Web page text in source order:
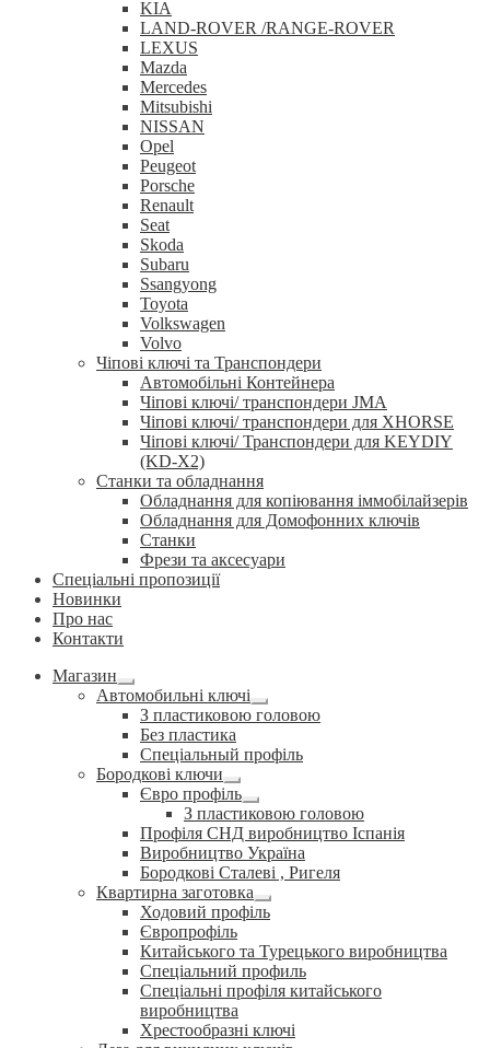
KIA
LAND-ROVER /RANGE-ROVER
LEXUS
Mazda
Mercedes
Mitsubishi
NISSAN
Opel
Peugeot
Porsche
Renault
Seat
Skoda
Subaru
Ssangyong
Toyota
Volkswagen
Volvo
Чіпові ключі та Транспондери
Автомобільні Контейнера
Чіпові ключі/ транспондери JMA
Чіпові ключі/ транспондери для XHORSE
Чіпові ключі/ Транспондери для KEYDIY
(KD-X2)
Станки та обладнання
Обладнання для копіювання іммобілайзерів
Обладнання для Домофонних ключів
Станки
Фрези та аксесуари
Спеціальні пропозиції
Новинки
Про нас
Контакти
Магазин
Розгорнуте
вкладене
меню
Автомобильні ключі
Розгорнуте
вкладене
З пластиковою головою
Без пластика
Спеціальный профіль
Бородкові ключи
Розгорнуте
вкладене
меню
Євро профіль
Розгорнуте
вкладене
меню
З пластиковою головою
Профіля СНД виробництво Іспанія
Виробництво Україна
Бородкові Сталеві , Ригеля
Квартирна заготовка
Розгорнуте
вкладене
Ходовий профіль
Європрофіль
Китайського та Турецького виробництва
Спеціальний профиль
Спеціальні профіля китайського
виробництва
Хрестообразні ключі